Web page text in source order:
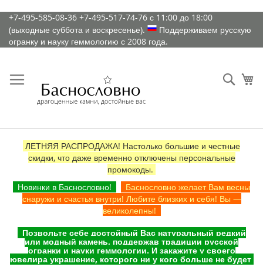
К
содержимому
+7-495-585-08-36 +7-495-517-74-76 с 11:00 до 18:00
(выходные суббота и воскресенье).
Поддерживаем русскую
огранку и науку геммологию с 2008 года.
ЛЕТНЯЯ РАСПРОДАЖА! Настолько большие и честные
скидки, что даже временно отключены персональные
промокоды.
Новинки в Баснословно!
Баснословно желает Вам весны
снаружи и счастья внутри! Любите близких и себя! Вы —
великолепны!
Позвольте себе достойный Вас натуральный редкий
или модный камень, поддержав традиции русской
огранки и науки геммологии. И закажите у своего
ювелира украшение, которого ни у кого больше не будет